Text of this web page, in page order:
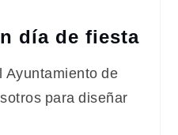
día de fiesta
Ayuntamiento de
para diseñar